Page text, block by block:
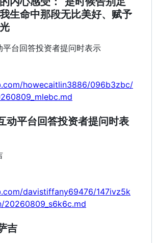
生命中那段无比美好、赋予
平台回答投资者提问时表示
howecaitlin3886/096b3zbc/
动平台回答投资者提问时表
davistiffany69476/147ivz5k
20260809_s6k6c.md
吉